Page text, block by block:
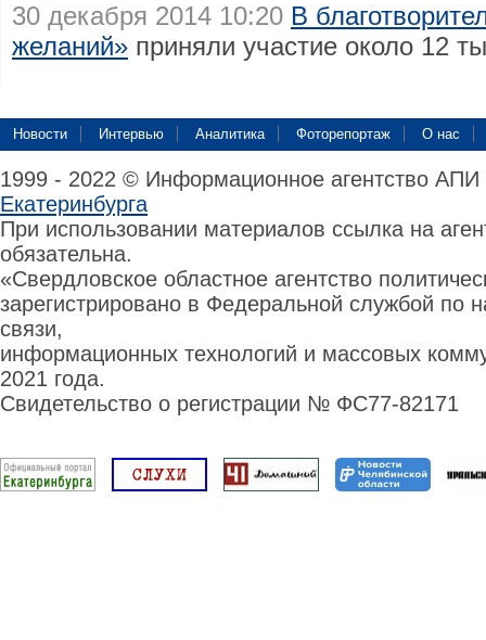
30 декабря 2014 10:20 В
желаний» приняли участие около 12
Новости Интервью Аналитика Фоторепортаж О нас
1999 - 2022 © Информационное агентство
Екатеринбурга
При использовании материалов ссылка на
обязательна.
«Свердловское областное агентство
зарегистрировано в Федеральной службой по
связи,
информационных технологий и массовых
2021 года.
Свидетельство о регистрации № ФС77-82171